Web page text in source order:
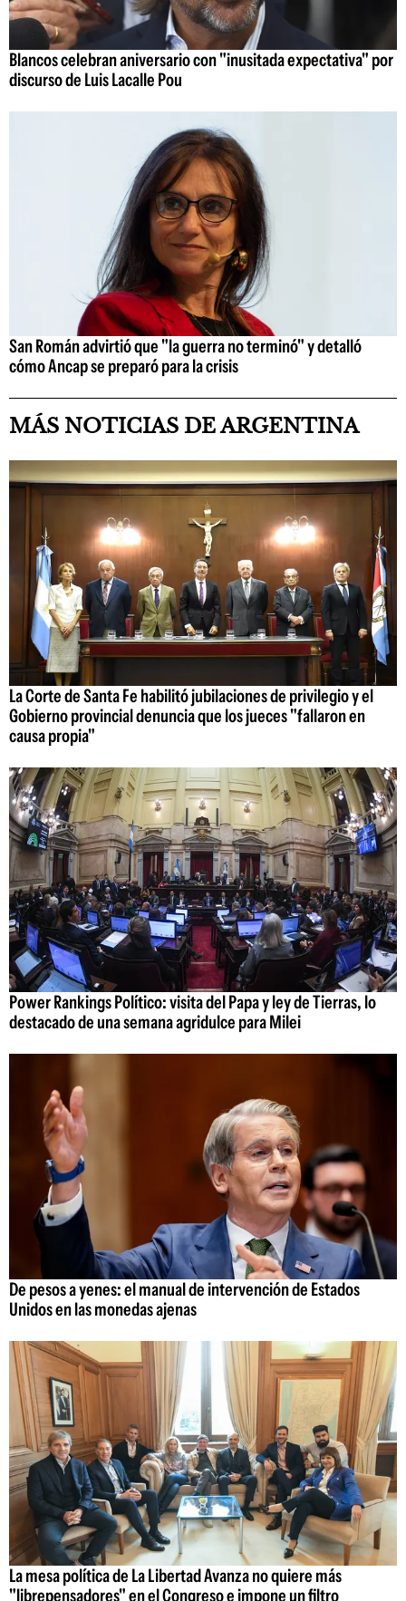
Blancos celebran aniversario con "inusitada expectativa" por
discurso de Luis Lacalle Pou
San Román advirtió que "la guerra no terminó" y detalló
cómo Ancap se preparó para la crisis
MÁS NOTICIAS DE ARGENTINA
La Corte de Santa Fe habilitó jubilaciones de privilegio y el
Gobierno provincial denuncia que los jueces "fallaron en
causa propia"
Power Rankings Político: visita del Papa y ley de Tierras, lo
destacado de una semana agridulce para Milei
De pesos a yenes: el manual de intervención de Estados
Unidos en las monedas ajenas
La mesa política de La Libertad Avanza no quiere más
"librepensadores" en el Congreso e impone un filtro